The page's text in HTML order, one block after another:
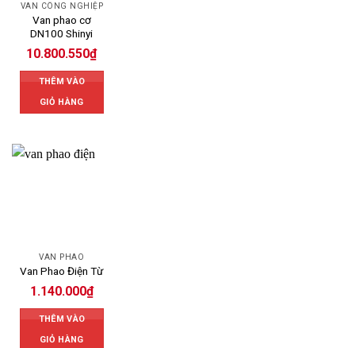
VAN CÔNG NGHIỆP
Van phao cơ
DN100 Shinyi
10.800.550₫
THÊM VÀO
GIỎ HÀNG
VAN PHAO
Van Phao Điện Từ
1.140.000₫
THÊM VÀO
GIỎ HÀNG